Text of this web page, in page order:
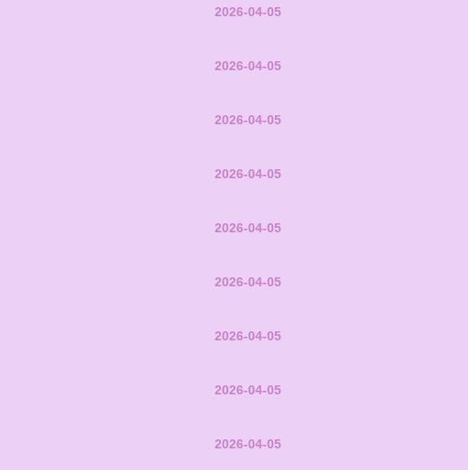
2026-04-05
2026-04-05
2026-04-05
2026-04-05
2026-04-05
2026-04-05
2026-04-05
2026-04-05
2026-04-05